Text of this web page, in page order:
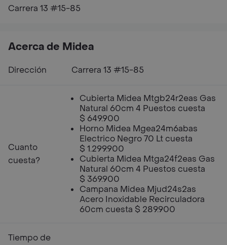
Carrera 13 #15-85
Acerca de Midea
Dirección Carrera 13 #15-85
Cuanto
cuesta?
Cubierta Midea Mtgb24r2eas Gas
Natural 60cm 4 Puestos cuesta
$ 649.900
Horno Midea Mgea24m6abas
Electrico Negro 70 Lt cuesta
$ 1.299.900
Cubierta Midea Mtga24f2eas Gas
Natural 60cm 4 Puestos cuesta
$ 369.900
Campana Midea Mjud24s2as
Acero Inoxidable Recirculadora
60cm cuesta $ 289.900
Tiempo de